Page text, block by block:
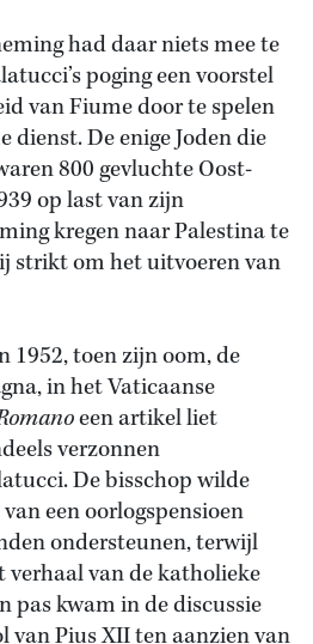
had daar niets mee te
poging een voorstel
van Fiume door te spelen
dienst. De enige Joden die
800 gevluchte Oost-
op last van zijn
kregen naar Palestina te
strikt om het uitvoeren van
1952, toen zijn oom, de
in het Vaticaanse
een artikel liet
verzonnen
De bisschop wilde
een oorlogspensioen
ondersteunen, terwijl
verhaal van de katholieke
pas kwam in de discussie
van Pius XII ten aanzien van